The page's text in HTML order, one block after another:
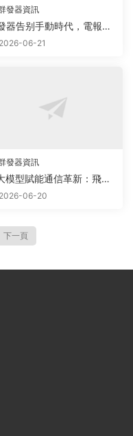
發器資訊
器告别手動時代，電報工
紙飛機免費版重構智能通
2026-06-21
發器資訊
模型賦能通信革新：飛機
器實現Telegram私信腳本
2026-06-20
下一頁